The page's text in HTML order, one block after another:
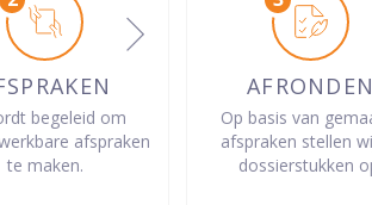
begeleid om
afspraken
te maken.
AFRONDEN
Op basis van
afspraken stellen
dossierstukken